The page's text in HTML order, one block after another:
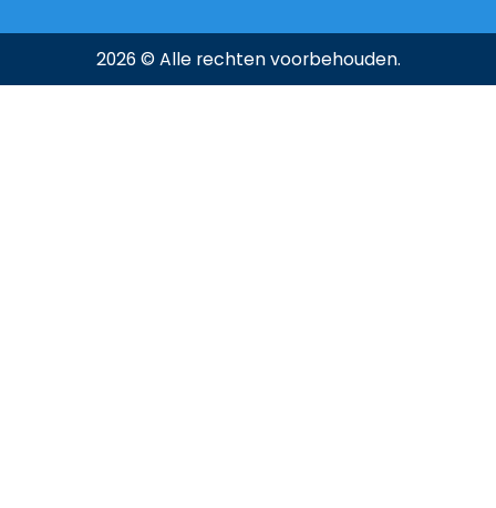
2026 © Alle rechten voorbehouden.